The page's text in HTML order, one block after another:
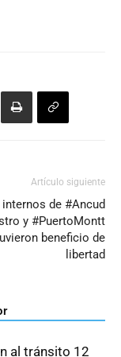
Artículo siguiente
internos de #Ancud
y #PuertoMontt
beneficio de
libertad
al tránsito 12